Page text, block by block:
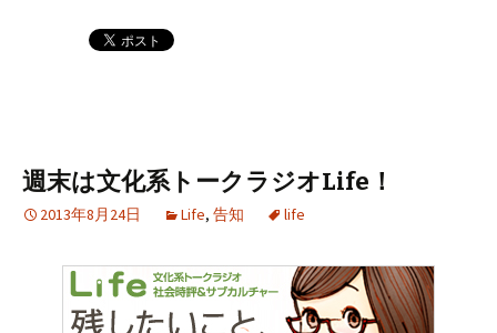
週末は文化系トークラジオLife！
2013年8月24日 Life, 告知 life